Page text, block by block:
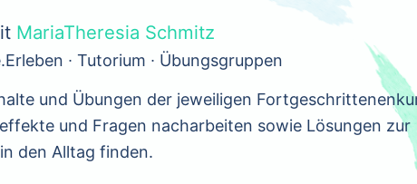
MariaTheresia Schmitz
∙ Tutorium ∙ Übungsgruppen
und Übungen der jeweiligen
und Fragen nacharbeiten sowie Lösungen zur
den Alltag finden.